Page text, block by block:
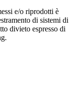
e/o riprodotti è
di sistemi di
divieto espresso di